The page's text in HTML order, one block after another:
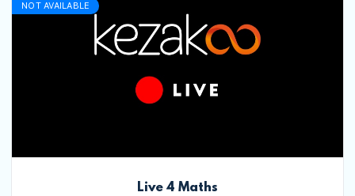
NOT AVAILABLE
Live 4 Maths